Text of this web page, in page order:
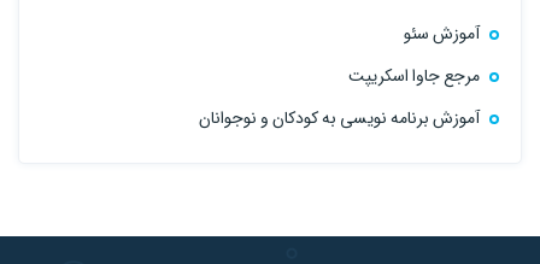
آموزش سئو
مرجع جاوا اسکریپت
آموزش برنامه نویسی به کودکان و نوجوانان